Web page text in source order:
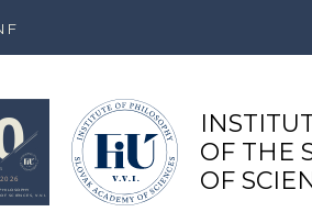
OF THE
OF
F